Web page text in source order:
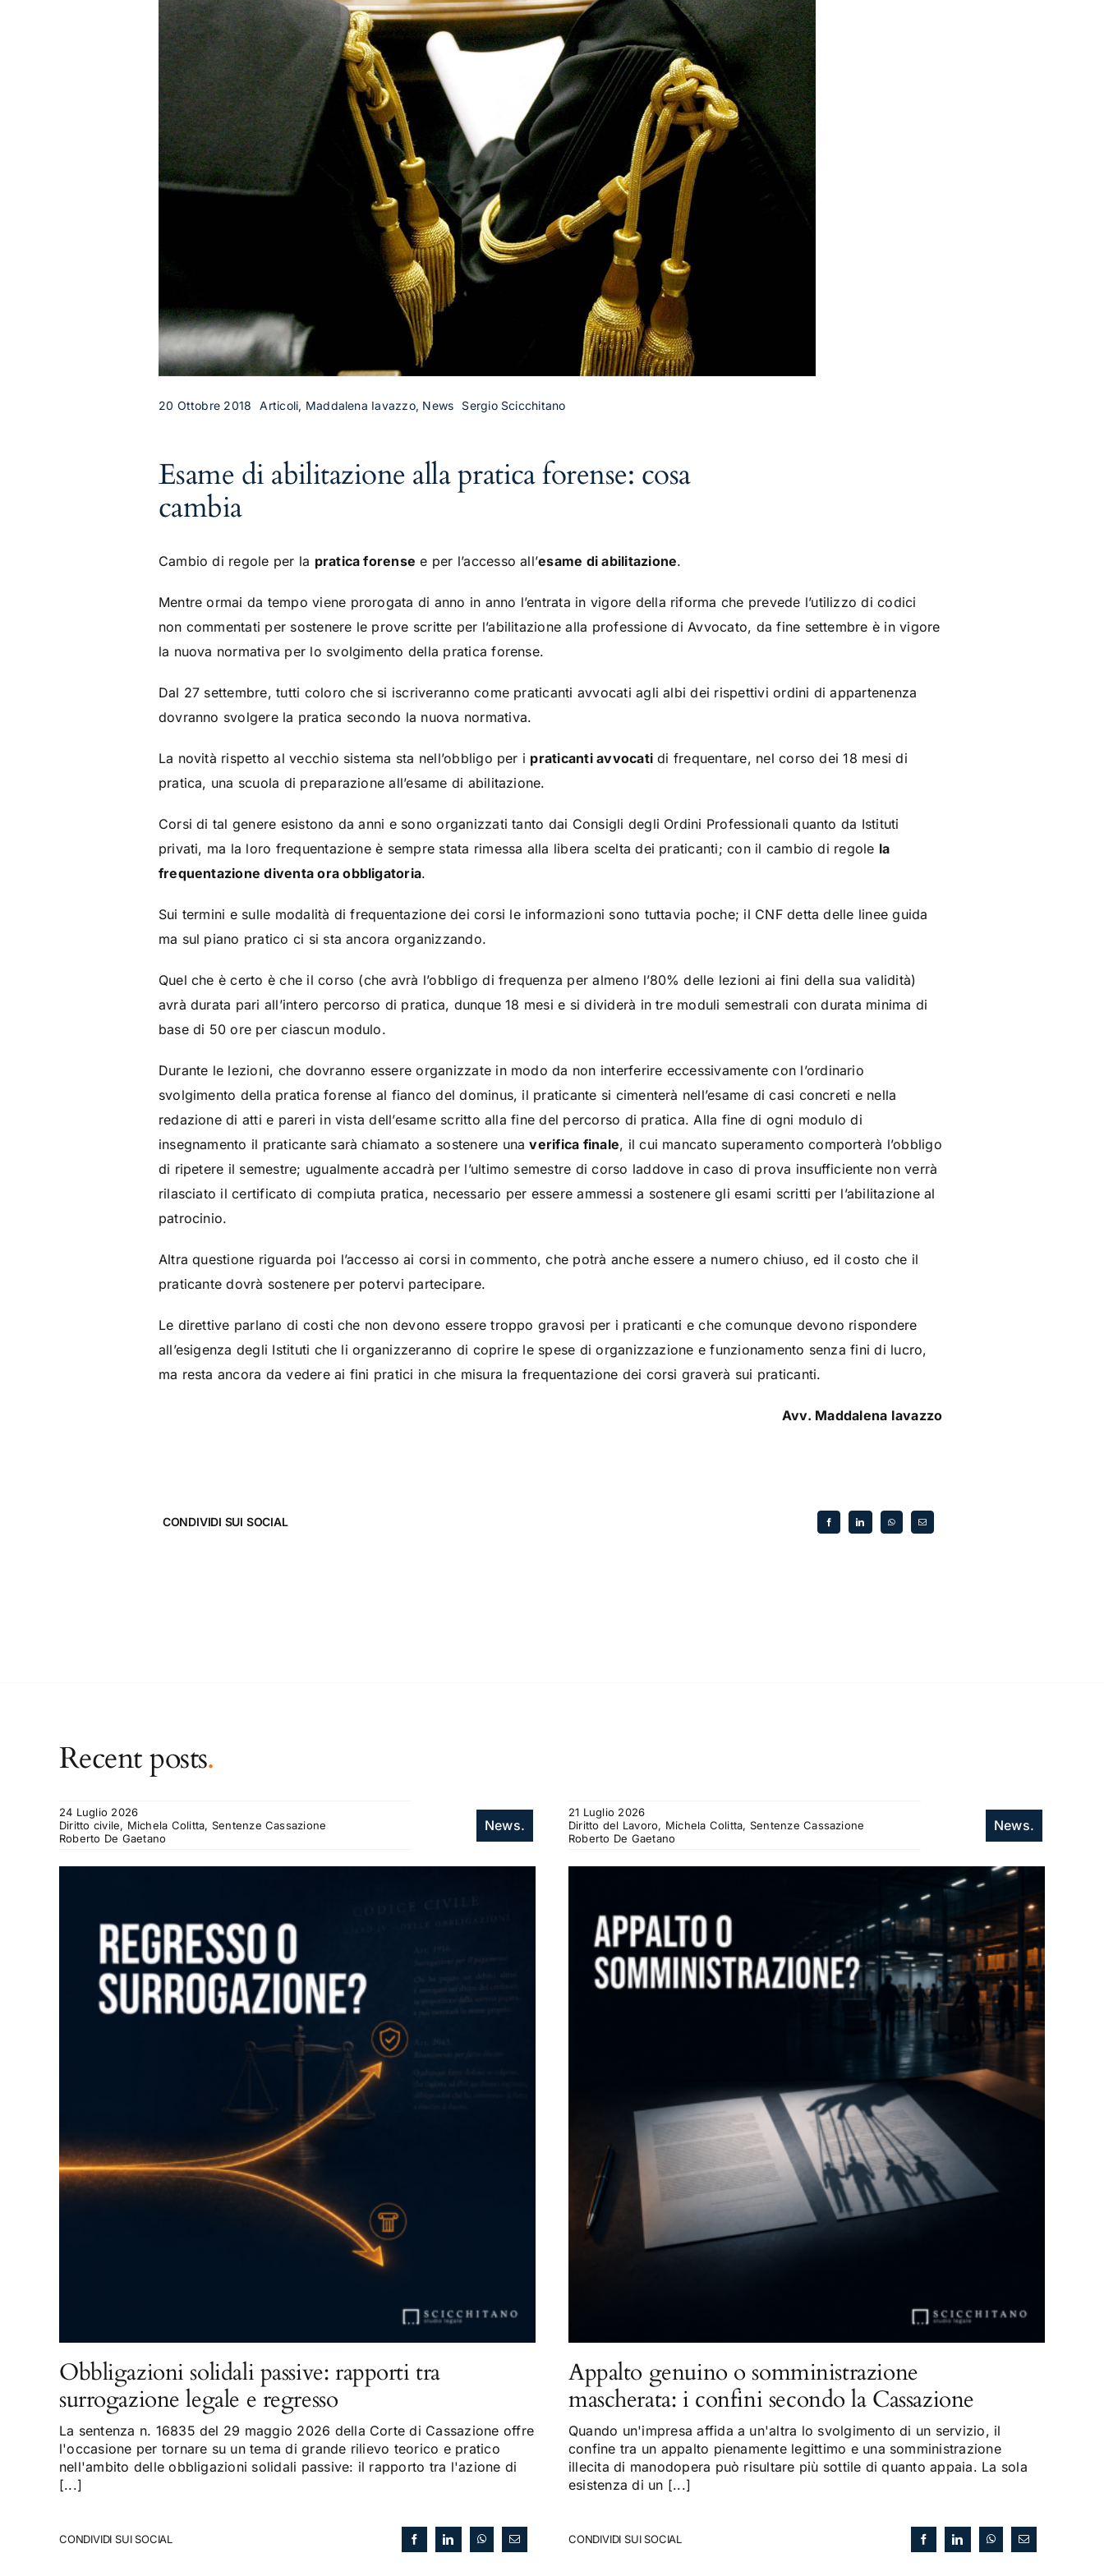
20 Ottobre 2018 Articoli, Maddalena Iavazzo, News Sergio Scicchitano
Esame di abilitazione alla pratica forense: cosa
cambia
Cambio di regole per la pratica forense e per l’accesso all’esame di abilitazione.
Mentre ormai da tempo viene prorogata di anno in anno l’entrata in vigore della riforma che prevede l’utilizzo di codici
non commentati per sostenere le prove scritte per l’abilitazione alla professione di Avvocato, da fine settembre è in vigore
la nuova normativa per lo svolgimento della pratica forense.
Dal 27 settembre, tutti coloro che si iscriveranno come praticanti avvocati agli albi dei rispettivi ordini di appartenenza
dovranno svolgere la pratica secondo la nuova normativa.
La novità rispetto al vecchio sistema sta nell’obbligo per i praticanti avvocati di frequentare, nel corso dei 18 mesi di
pratica, una scuola di preparazione all’esame di abilitazione.
Corsi di tal genere esistono da anni e sono organizzati tanto dai Consigli degli Ordini Professionali quanto da Istituti
privati, ma la loro frequentazione è sempre stata rimessa alla libera scelta dei praticanti; con il cambio di regole la
frequentazione diventa ora obbligatoria.
Sui termini e sulle modalità di frequentazione dei corsi le informazioni sono tuttavia poche; il CNF detta delle linee guida
ma sul piano pratico ci si sta ancora organizzando.
Quel che è certo è che il corso (che avrà l’obbligo di frequenza per almeno l’80% delle lezioni ai fini della sua validità)
avrà durata pari all’intero percorso di pratica, dunque 18 mesi e si dividerà in tre moduli semestrali con durata minima di
base di 50 ore per ciascun modulo.
Durante le lezioni, che dovranno essere organizzate in modo da non interferire eccessivamente con l’ordinario
svolgimento della pratica forense al fianco del dominus, il praticante si cimenterà nell’esame di casi concreti e nella
redazione di atti e pareri in vista dell’esame scritto alla fine del percorso di pratica. Alla fine di ogni modulo di
insegnamento il praticante sarà chiamato a sostenere unaverifica finale, il cui mancato superamento comporterà l’obbligo
di ripetere il semestre; ugualmente accadrà per l’ultimo semestre di corso laddove in caso di prova insufficiente non verrà
rilasciato il certificato di compiuta pratica, necessario per essere ammessi a sostenere gli esami scritti per l’abilitazione al
patrocinio.
Altra questione riguarda poi l’accesso ai corsi in commento, che potrà anche essere a numero chiuso, ed il costo che il
praticante dovrà sostenere per potervi partecipare.
Le direttive parlano di costi che non devono essere troppo gravosi per i praticanti e che comunque devono rispondere
all’esigenza degli Istituti che li organizzeranno di coprire le spese di organizzazione e funzionamento senza fini di lucro,
ma resta ancora da vedere ai fini pratici in che misura la frequentazione dei corsi graverà sui praticanti.
Avv. Maddalena Iavazzo
CONDIVIDI SUI SOCIAL
Recent posts.
24 Luglio 2026
Diritto civile, Michela Colitta, Sentenze Cassazione
Roberto De Gaetano
News.
Obbligazioni solidali passive: rapporti tra
surrogazione legale e regresso
La sentenza n. 16835 del 29 maggio 2026 della Corte di Cassazione offre
l'occasione per tornare su un tema di grande rilievo teorico e pratico
nell'ambito delle obbligazioni solidali passive: il rapporto tra l'azione di
[...]
CONDIVIDI SUI SOCIAL
21 Luglio 2026
Diritto del Lavoro, Michela Colitta, Sentenze Cassazione
Roberto De Gaetano
News.
Appalto genuino o somministrazione
mascherata: i confini secondo la Cassazione
Quando un'impresa affida a un'altra lo svolgimento di un servizio, il
confine tra un appalto pienamente legittimo e una somministrazione
illecita di manodopera può risultare più sottile di quanto appaia. La sola
esistenza di un [...]
CONDIVIDI SUI SOCIAL